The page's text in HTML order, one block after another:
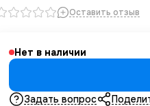
Оставить отзыв
Нет в наличии
Задать вопрос